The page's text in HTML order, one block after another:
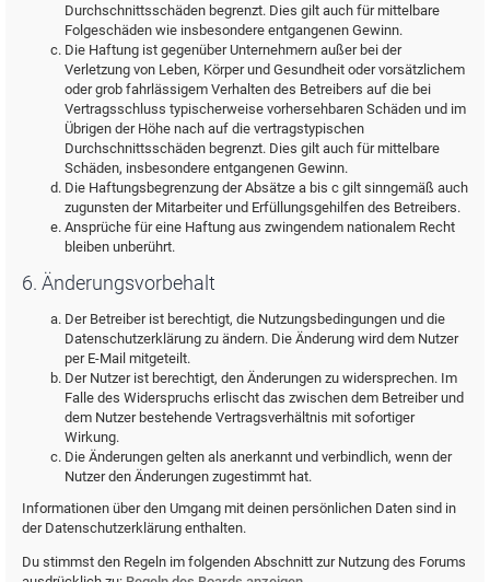
Durchschnittsschäden begrenzt. Dies gilt auch für mittelbare
Folgeschäden wie insbesondere entgangenen Gewinn.
Die Haftung ist gegenüber Unternehmern außer bei der
Verletzung von Leben, Körper und Gesundheit oder vorsätzlichem
oder grob fahrlässigem Verhalten des Betreibers auf die bei
Vertragsschluss typischerweise vorhersehbaren Schäden und im
Übrigen der Höhe nach auf die vertragstypischen
Durchschnittsschäden begrenzt. Dies gilt auch für mittelbare
Schäden, insbesondere entgangenen Gewinn.
Die Haftungsbegrenzung der Absätze a bis c gilt sinngemäß auch
zugunsten der Mitarbeiter und Erfüllungsgehilfen des Betreibers.
Ansprüche für eine Haftung aus zwingendem nationalem Recht
bleiben unberührt.
6. Änderungsvorbehalt
Der Betreiber ist berechtigt, die Nutzungsbedingungen und die
Datenschutzerklärung zu ändern. Die Änderung wird dem Nutzer
per E-Mail mitgeteilt.
Der Nutzer ist berechtigt, den Änderungen zu widersprechen. Im
Falle des Widerspruchs erlischt das zwischen dem Betreiber und
dem Nutzer bestehende Vertragsverhältnis mit sofortiger
Wirkung.
Die Änderungen gelten als anerkannt und verbindlich, wenn der
Nutzer den Änderungen zugestimmt hat.
Informationen über den Umgang mit deinen persönlichen Daten sind in
der Datenschutzerklärung enthalten.
Du stimmst den Regeln im folgenden Abschnitt zur Nutzung des Forums